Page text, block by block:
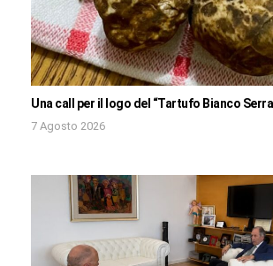
Una call per il logo del “Tartufo Bianco
7 Agosto 2026